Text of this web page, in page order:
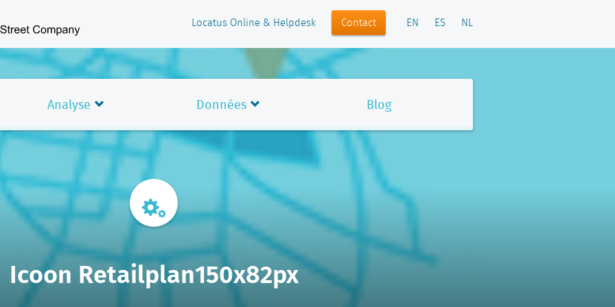
Locatus Online & Helpdesk Contact EN ES NL
Analyse Données Blog
Icoon Retailplan150x82px